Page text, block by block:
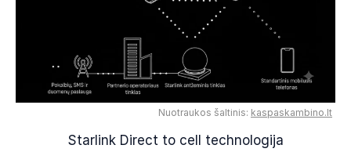
Nuotraukos šaltinis: kaspaskambino.lt
Starlink Direct to cell technologija